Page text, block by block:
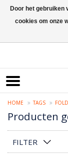
HOME TAGS
Producten
FILTER
Door het gebruiken
cookies om onze